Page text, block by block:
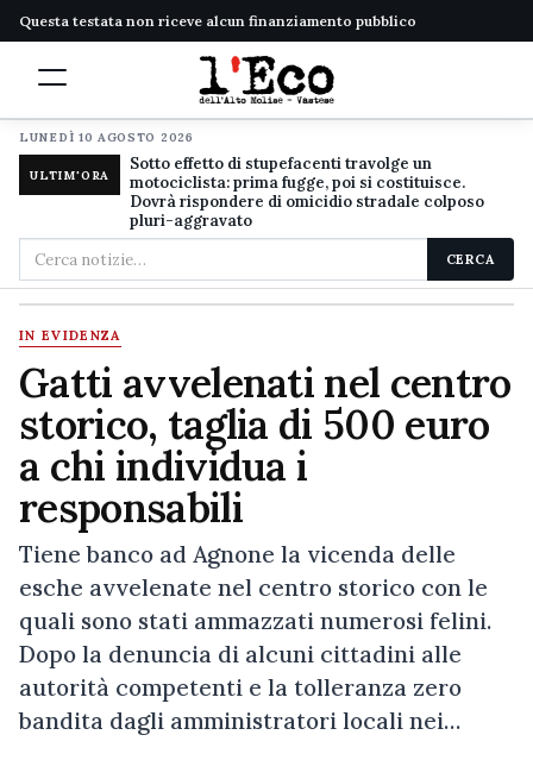
Questa testata non riceve alcun finanziamento pubblico
LUNEDÌ 10 AGOSTO 2026
ULTIM'ORA
Sotto effetto di stupefacenti travolge un
motociclista: prima fugge, poi si costituisce.
Dovrà rispondere di omicidio stradale colposo
pluri-aggravato
Cerca
nel
sito
CERCA
IN EVIDENZA
Gatti avvelenati nel centro
storico, taglia di 500 euro
a chi individua i
responsabili
Tiene banco ad Agnone la vicenda delle
esche avvelenate nel centro storico con le
quali sono stati ammazzati numerosi felini.
Dopo la denuncia di alcuni cittadini alle
autorità competenti e la tolleranza zero
bandita dagli amministratori locali nei…